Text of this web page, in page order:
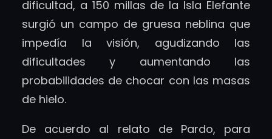
dificultad, a 150 millas de la Isla Elefante
surgió un campo de gruesa neblina que
impedía la visión, agudizando las
dificultades y aumentando las
probabilidades de chocar con las masas
de hielo.
De acuerdo al relato de Pardo, para